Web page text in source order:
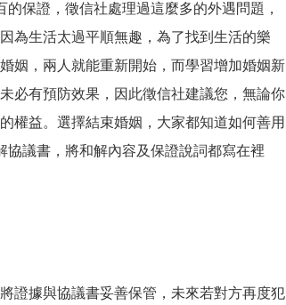
保證，徵信社處理過這麼多的外遇問題，
為生活太過平順無趣，為了找到生活的樂
姻，兩人就能重新開始，而學習增加婚姻新
必有預防效果，因此徵信社建議您，無論你
權益。選擇結束婚姻，大家都知道如何善用
議書，將和解內容及保證說詞都寫在裡
證據與協議書妥善保管，未來若對方再度犯